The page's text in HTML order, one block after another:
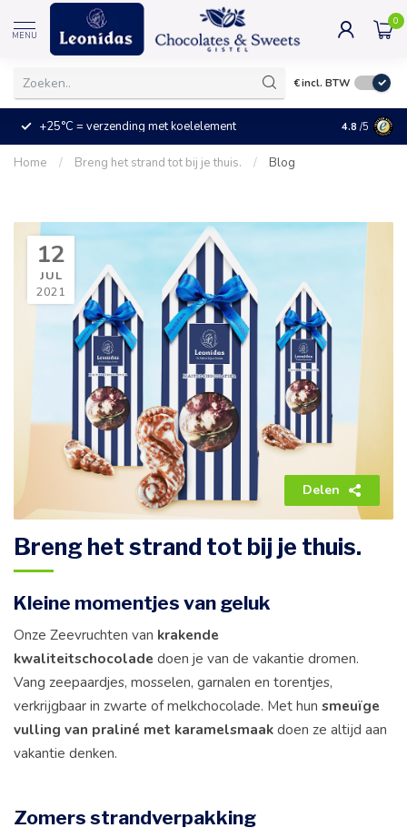
MENU
0
€incl. BTW
+25°C = verzending met koelelement Kleine
4.8 /5
Home / Breng het strand tot bij je thuis. / Blog
12
JUL
2021
Delen
Breng het strand tot bij je thuis.
Kleine momentjes van geluk
Onze Zeevruchten van krakende
kwaliteitschocoladedoen je van de vakantie dromen.
Vang zeepaardjes, mosselen, garnalen en torentjes,
verkrijgbaar in zwarte of melkchocolade. Met hun smeuïge
vulling van praliné met karamelsmaakdoen ze altijd aan
vakantie denken.
Zomers strandverpakking